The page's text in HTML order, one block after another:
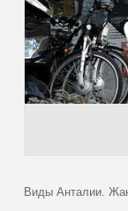
Виды Анталии.